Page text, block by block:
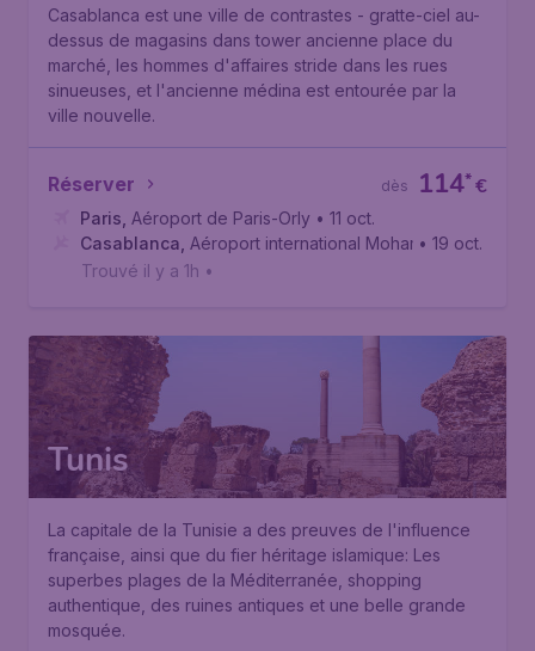
Casablanca est une ville de contrastes - gratte-ciel au-
dessus de magasins dans tower ancienne place du
marché, les hommes d'affaires stride dans les rues
sinueuses, et l'ancienne médina est entourée par la
ville nouvelle.
Réserver €
114*
dès
Paris Aéroport de Paris-Orly • 11 oct.
Casablanca Aéroport international Mohammed V de
• 19 oct.
Trouvé il y a 1h •
Tunis
La capitale de la Tunisie a des preuves de l'influence
française, ainsi que du fier héritage islamique: Les
superbes plages de la Méditerranée, shopping
authentique, des ruines antiques et une belle grande
mosquée.